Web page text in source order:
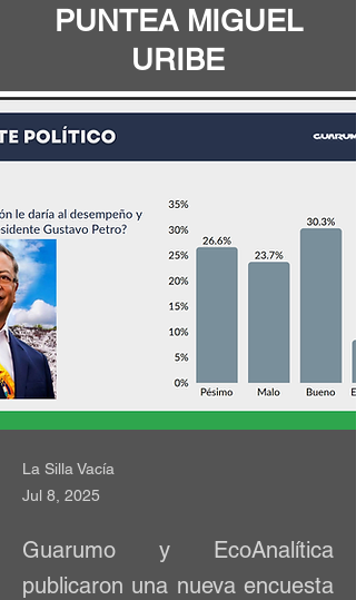
PUNTEA MIGUEL
URIBE
La Silla Vacía
Jul 8, 2025
Guarumo y EcoAnalítica
publicaron una nueva encuesta